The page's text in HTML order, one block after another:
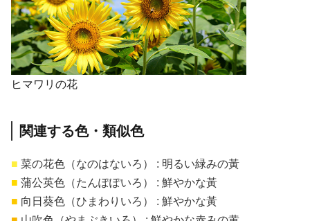
ヒマワリの花
関連する色・類似色
■ 菜の花色（なのはないろ） : 明るい緑みの黃
■ 蒲公英色（たんぽぽいろ） : 鮮やかな黃
■ 向日葵色（ひまわりいろ） : 鮮やかな黃